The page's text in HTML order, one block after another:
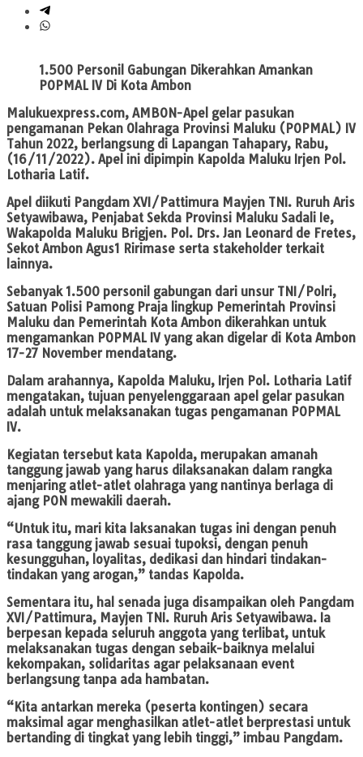
1.500 Personil Gabungan Dikerahkan Amankan
POPMAL IV Di Kota Ambon
Malukuexpress.com, AMBON-Apel gelar pasukan
pengamanan Pekan Olahraga Provinsi Maluku (POPMAL) IV
Tahun 2022, berlangsung di Lapangan Tahapary, Rabu,
(16/11/2022). Apel ini dipimpin Kapolda Maluku Irjen Pol.
Lotharia Latif.
Apel diikuti Pangdam XVI/Pattimura Mayjen TNI. Ruruh Aris
Setyawibawa, Penjabat Sekda Provinsi Maluku Sadali Ie,
Wakapolda Maluku Brigjen. Pol. Drs. Jan Leonard de Fretes,
Sekot Ambon Agus1 Ririmase serta stakeholder terkait
lainnya.
Sebanyak 1.500 personil gabungan dari unsur TNI/Polri,
Satuan Polisi Pamong Praja lingkup Pemerintah Provinsi
Maluku dan Pemerintah Kota Ambon dikerahkan untuk
mengamankan POPMAL IV yang akan digelar di Kota Ambon
17-27 November mendatang.
Dalam arahannya, Kapolda Maluku, Irjen Pol. Lotharia Latif
mengatakan, tujuan penyelenggaraan apel gelar pasukan
adalah untuk melaksanakan tugas pengamanan POPMAL
IV.
Kegiatan tersebut kata Kapolda, merupakan amanah
tanggung jawab yang harus dilaksanakan dalam rangka
menjaring atlet-atlet olahraga yang nantinya berlaga di
ajang PON mewakili daerah.
“Untuk itu, mari kita laksanakan tugas ini dengan penuh
rasa tanggung jawab sesuai tupoksi, dengan penuh
kesungguhan, loyalitas, dedikasi dan hindari tindakan-
tindakan yang arogan,” tandas Kapolda.
Sementara itu, hal senada juga disampaikan oleh Pangdam
XVI/Pattimura, Mayjen TNI. Ruruh Aris Setyawibawa. Ia
berpesan kepada seluruh anggota yang terlibat, untuk
melaksanakan tugas dengan sebaik-baiknya melalui
kekompakan, solidaritas agar pelaksanaan event
berlangsung tanpa ada hambatan.
“Kita antarkan mereka (peserta kontingen) secara
maksimal agar menghasilkan atlet-atlet berprestasi untuk
bertanding di tingkat yang lebih tinggi,” imbau Pangdam.